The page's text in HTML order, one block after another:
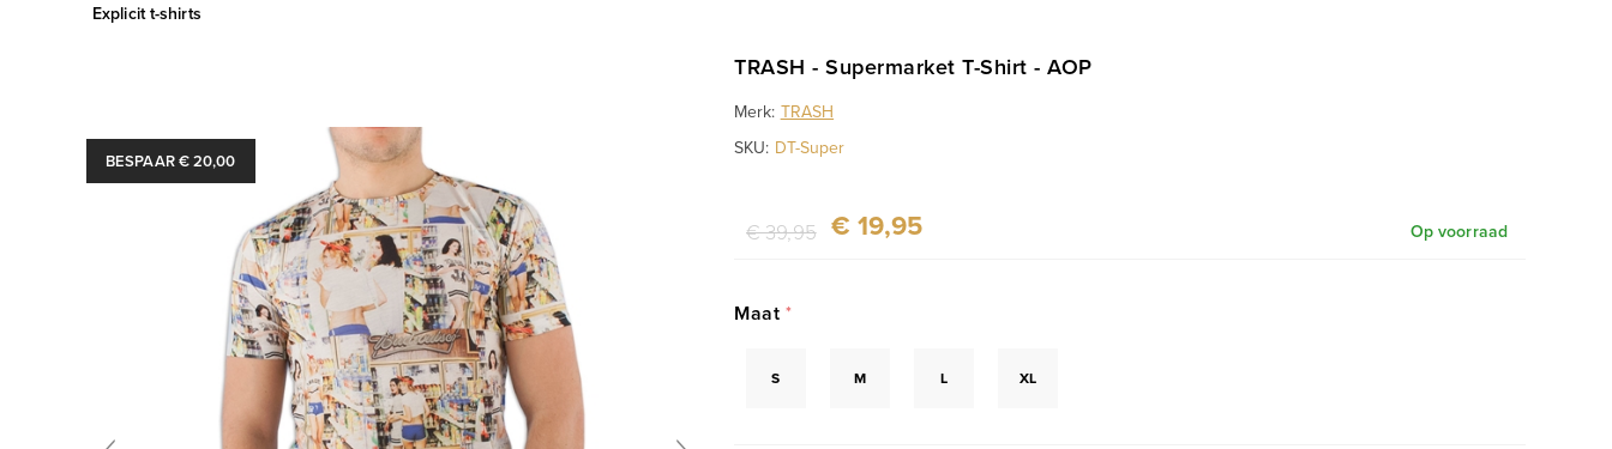
Explicit t-shirts
BESPAAR € 20,00
TRASH - Supermarket T-Shirt - AOP
Merk: TRASH
SKU: DT-Super
€ 39,95 € 19,95 Op voorraad
Maat *
S M L XL